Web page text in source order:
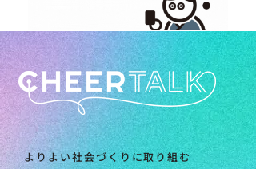
よりよい社会づくりに取り組む